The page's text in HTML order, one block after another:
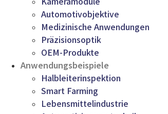
Automotivobjektive
Medizinische Anwendungen
Präzisionsoptik
OEM-Produkte
Anwendungsbeispiele
Halbleiterinspektion
Smart Farming
Lebensmittelindustrie